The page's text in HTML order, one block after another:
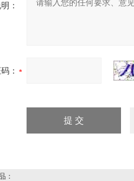
：
：
：